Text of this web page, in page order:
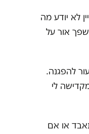
לא יודע מה
אור על
להפגנה.
לי
או אם